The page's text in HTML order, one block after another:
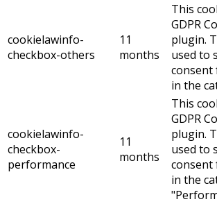
cookielawinfo-
checkbox-others
11
months
This
GDPR
plugin.
used to
consent
in the
cookielawinfo-
checkbox-
performance
11
months
This
GDPR
plugin.
used to
consent
in the